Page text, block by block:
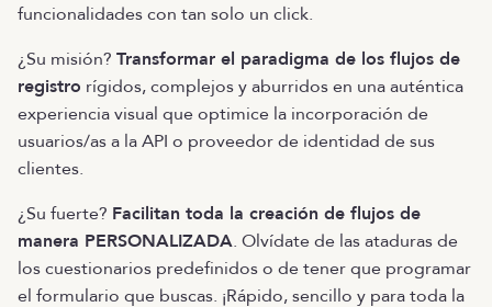
funcionalidades con tan solo un click.
¿Su misión? Transformar el paradigma de los flujos de
registro rígidos, complejos y aburridos en una auténtica
experiencia visual que optimice la incorporación de
usuarios/as a la API o proveedor de identidad de sus
clientes.
¿Su fuerte? Facilitan toda la creación de flujos de
manera PERSONALIZADA. Olvídate de las ataduras de
los cuestionarios predefinidos o de tener que programar
el formulario que buscas. ¡Rápido, sencillo y para toda la